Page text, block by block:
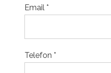
Email *
Telefon *